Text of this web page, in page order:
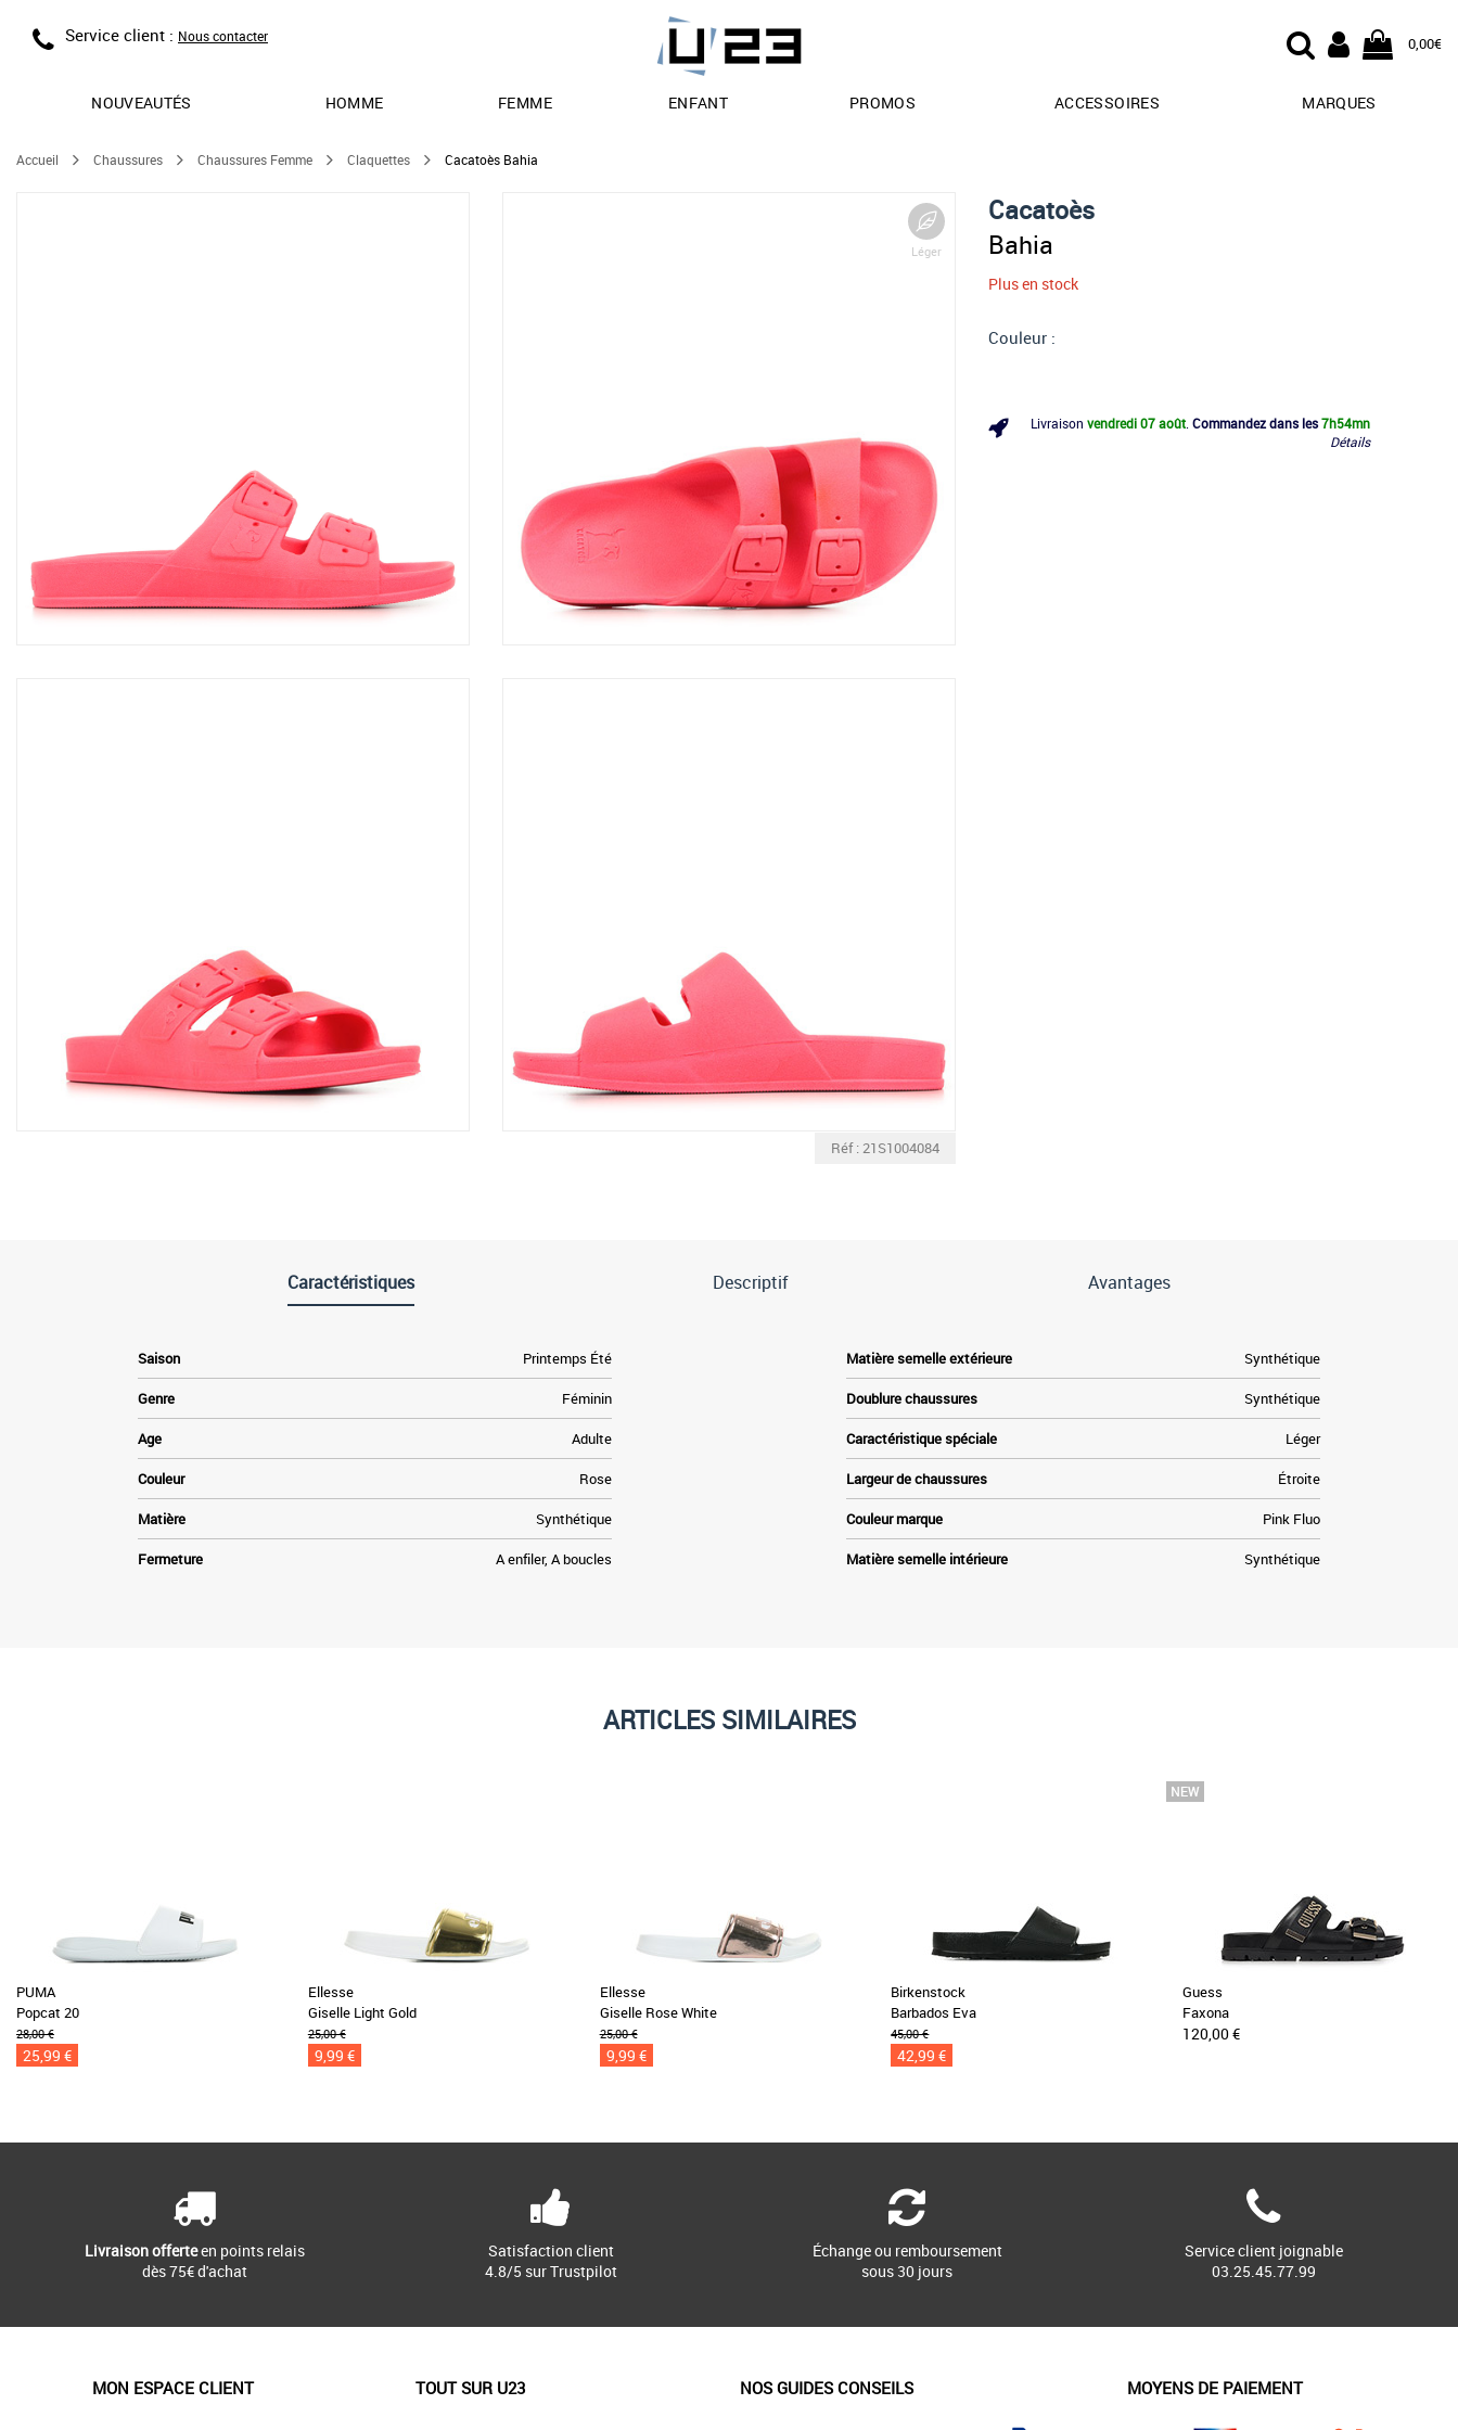
Service client : Nous contacter 0,00€
NOUVEAUTÉS HOMME FEMME ENFANT PROMOS ACCESSOIRES MARQUES
Accueil Chaussures Chaussures Femme Claquettes Cacatoès Bahia
Léger
Réf : 21S1004084
Cacatoès
Bahia
Plus en stock
Couleur :
Livraison vendredi 07 août Commandez dans les7h54mn
Détails
Caractéristiques Descriptif Avantages
Saison Printemps Été
Genre Féminin
Age Adulte
Couleur Rose
Matière Synthétique
Fermeture A enfiler, A boucles
Matière semelle extérieure Synthétique
Doublure chaussures Synthétique
Caractéristique spéciale Léger
Largeur de chaussures Étroite
Couleur marque Pink Fluo
Matière semelle intérieure Synthétique
ARTICLES SIMILAIRES
PUMA
Popcat 20
28,00 €
25,99 €
Ellesse
Giselle Light Gold
25,00 €
9,99 €
Ellesse
Giselle Rose White
25,00 €
9,99 €
Birkenstock
Barbados Eva
45,00 €
42,99 €
Guess
Faxona
120,00 €
Livraison offerteen points relais
dès 75€ d'achat
Satisfaction client
4.8/5 sur Trustpilot
Échange ou remboursement
sous 30 jours
Service client joignable
03.25.45.77.99
MON ESPACE CLIENT TOUT SUR U23 NOS GUIDES CONSEILS MOYENS DE PAIEMENT